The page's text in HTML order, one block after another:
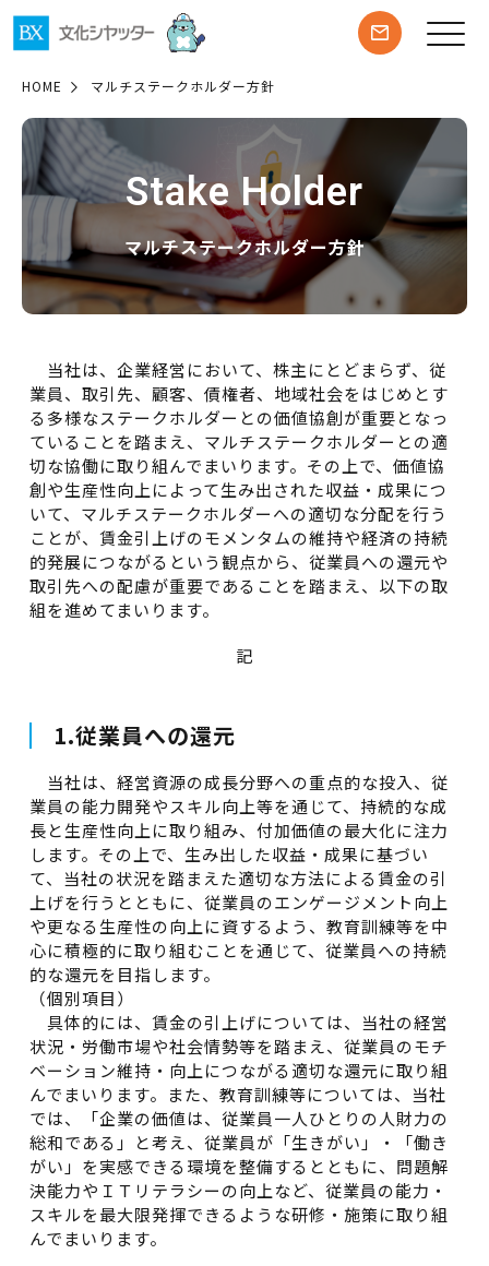
HOME マルチステークホルダー方針
Stake Holder
マルチステークホルダー方針
当社は、企業経営において、株主にとどまらず、従
業員、取引先、顧客、債権者、地域社会をはじめとす
る多様なステークホルダーとの価値協創が重要となっ
ていることを踏まえ、マルチステークホルダーとの適
切な協働に取り組んでまいります。その上で、価値協
創や生産性向上によって生み出された収益・成果につ
いて、マルチステークホルダーへの適切な分配を行う
ことが、賃金引上げのモメンタムの維持や経済の持続
的発展につながるという観点から、従業員への還元や
取引先への配慮が重要であることを踏まえ、以下の取
組を進めてまいります。
記
1.従業員への還元
当社は、経営資源の成長分野への重点的な投入、従
業員の能力開発やスキル向上等を通じて、持続的な成
長と生産性向上に取り組み、付加価値の最大化に注力
します。その上で、生み出した収益・成果に基づい
て、当社の状況を踏まえた適切な方法による賃金の引
上げを行うとともに、従業員のエンゲージメント向上
や更なる生産性の向上に資するよう、教育訓練等を中
心に積極的に取り組むことを通じて、従業員への持続
的な還元を目指します。
（個別項目）
具体的には、賃金の引上げについては、当社の経営
状況・労働市場や社会情勢等を踏まえ、従業員のモチ
ベーション維持・向上につながる適切な還元に取り組
んでまいります。また、教育訓練等については、当社
では、「企業の価値は、従業員一人ひとりの人財力の
総和である」と考え、従業員が「生きがい」・「働き
がい」を実感できる環境を整備するとともに、問題解
決能力やＩＴリテラシーの向上など、従業員の能力・
スキルを最大限発揮できるような研修・施策に取り組
んでまいります。